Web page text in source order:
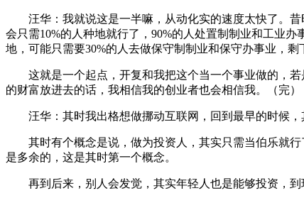
汪华：我就说这是一半嘛，从动化实的速度太快了。昔
会只需10%的人种地就行了，90%的人处置制制业和工业
地，可能只需要30%的人去做保守制制业和保守办事业，剩
这就是一个起点，开复和我把这个当一个事业做的，若
的财富放进去的话，我相信我的创业者也会相信我。（完）
汪华：其时我出格想做挪动互联网，回到最早的时候，
其时有个概念是说，做为投资人，其实只需当伯乐就行
是多余的，这是其时第一个概念。
再到后来，别人会发觉，其实年轻人也是能够投资，到